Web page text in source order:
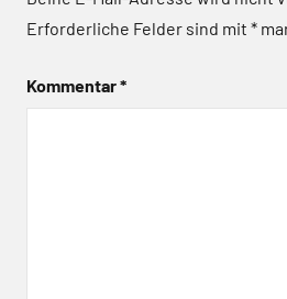
Erforderliche Felder sind mit *
Kommentar*